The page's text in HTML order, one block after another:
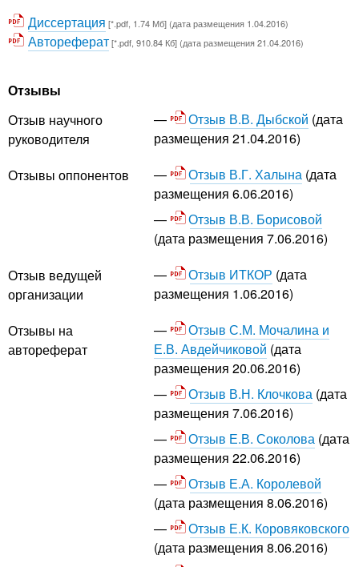
Диссертация [*.pdf, 1.74 Мб] (дата размещения 1.04.2016)
Автореферат[*.pdf, 910.84 Кб] (дата размещения 21.04.2016)
Отзывы
Отзыв научного
руководителя
Отзыв В.В. Дыбской (дата
размещения 21.04.2016)
Отзывы оппонентов
Отзыв В.Г. Халына (дата
размещения 6.06.2016)
Отзыв В.В. Борисовой
(дата размещения 7.06.2016)
Отзыв ведущей
организации
Отзыв ИТКОР (дата
размещения 1.06.2016)
Отзывы на
автореферат
Отзыв С.М. Мочалина и
Е.В. Авдейчиковой (дата
размещения 20.06.2016)
Отзыв В.Н. Клочкова (дата
размещения 7.06.2016)
Отзыв Е.В. Соколова (дата
размещения 22.06.2016)
Отзыв Е.А. Королевой
(дата размещения 8.06.2016)
Отзыв Е.К. Коровяковского
(дата размещения 8.06.2016)